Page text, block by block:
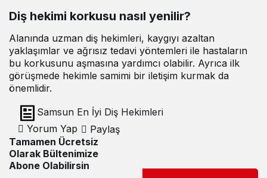
Diş hekimi korkusu nasıl yenilir?
Alanında uzman diş hekimleri, kaygıyı azaltan
yaklaşımlar ve ağrısız tedavi yöntemleri ile hastaların
bu korkusunu aşmasına yardımcı olabilir. Ayrıca ilk
görüşmede hekimle samimi bir iletişim kurmak da
önemlidir.
Samsun En İyi Diş Hekimleri
Yorum Yap
Paylaş
Tamamen Ücretsiz
Olarak Bültenimize
Abone Olabilirsin